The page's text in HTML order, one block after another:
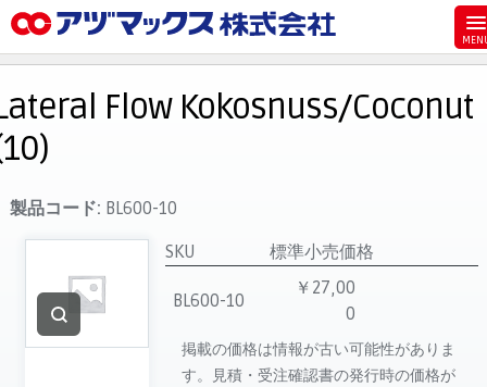
お気に入り
お買い物カゴ
ご注文
マイページ
主要取扱ブランド
代理店一覧
製品検索
Flow Kokosnuss/Coconut
製品コード: BL600-10
SKU
標準小売価格
BL600-10
￥27,00
0
掲載の価格は情報が古い可能性がありま
す。見積・受注確認書の発行時の価格が